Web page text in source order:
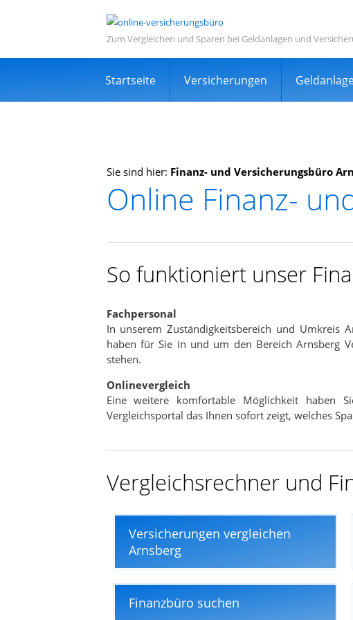
Zum Vergleichen und Sparen bei Geldanlagen und
Startseite Versicherungen
Informations- und
Sehr viele zufriedene Kunden
Kostenlos
Expertensuche in Ihrer Nähe
In nur wenigen Minuten
Sie sind hier: Finanz- und Versicherungsbüro
Online Finanz-
So funktioniert unser
Fachpersonal
In unserem Zuständigkeitsbereich und Umkreis
haben für Sie in und um den Bereich Arnsberg
stehen.
Onlinevergleich
Eine weitere komfortable Möglichkeit haben
Vergleichsportal das Ihnen sofort zeigt, welches
Vergleichsrechner und
Versicherungen vergleichen
Arnsberg
Finanzbüro suchen